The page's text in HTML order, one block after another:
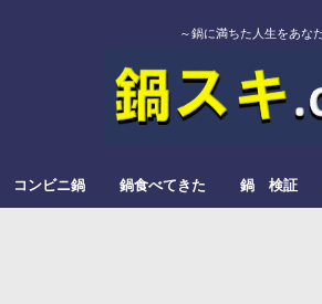
～鍋に満ちた人生をあな
コンビニ鍋 鍋食べてきた 鍋 検証